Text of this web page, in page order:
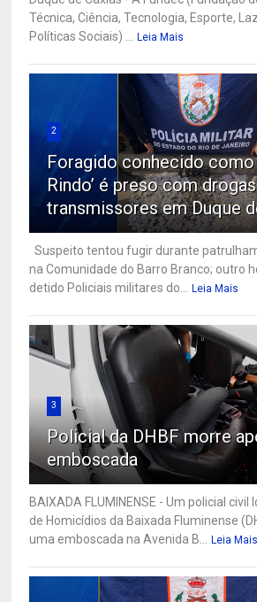
Técnica, Ciência, Tecnologia, Esporte,
Políticas Sociais) ...
Leia Mais
2
Foragido conhecido como
Rindo’ é preso com
transmissores em Duque
Suspeito tentou fugir durante
na Comunidade do Barro Branco; outro
detido Policiais militares do...
Leia Mais
3
Policial da DHBF morre
emboscada
BAIXADA FLUMINENSE - Um policial civil
de Homicídios da Baixada Fluminense
uma emboscada na Avenida B...
Leia Mais